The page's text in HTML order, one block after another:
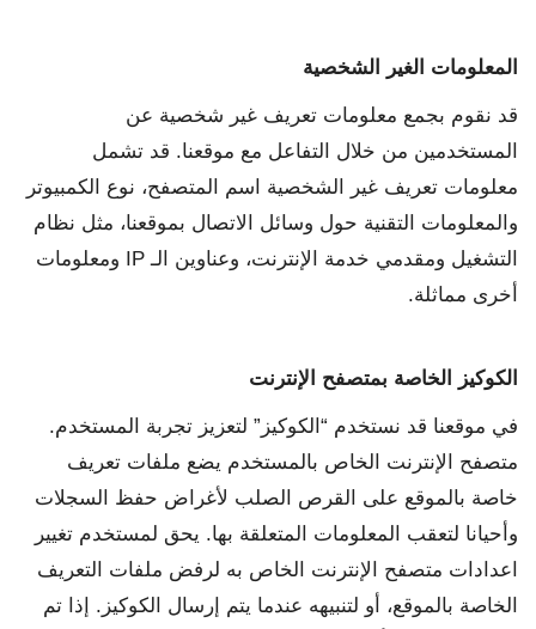
المعلومات الغير الشخصية
قد نقوم بجمع معلومات تعريف غير شخصية عن
المستخدمين من خلال التفاعل مع موقعنا. قد تشمل
معلومات تعريف غير الشخصية اسم المتصفح، نوع الكمبيوتر
والمعلومات التقنية حول وسائل الاتصال بموقعنا، مثل نظام
التشغيل ومقدمي خدمة الإنترنت، وعناوين الـ IP ومعلومات
أخرى مماثلة.
الكوكيز الخاصة بمتصفح الإنترنت
في موقعنا قد نستخدم “الكوكيز” لتعزيز تجربة المستخدم.
متصفح الإنترنت الخاص بالمستخدم يضع ملفات تعريف
خاصة بالموقع على القرص الصلب لأغراض حفظ السجلات
وأحيانا لتعقب المعلومات المتعلقة بها. يحق لمستخدم تغيير
اعدادات متصفح الإنترنت الخاص به لرفض ملفات التعريف
الخاصة بالموقع، أو لتنبيهه عندما يتم إرسال الكوكيز. إذا تم